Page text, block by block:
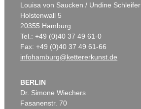
Louisa von Saucken / Undine Schleifer
Holstenwall 5
20355 Hamburg
Tel.: +49 (0)40 37 49 61-0
Fax: +49 (0)40 37 49 61-66
infohamburg@kettererkunst.de
BERLIN
Dr. Simone Wiechers
Fasanenstr. 70